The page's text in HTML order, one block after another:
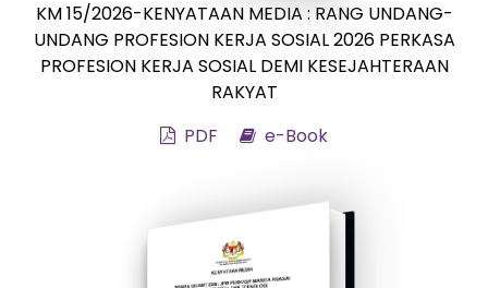
KM 15/2026-KENYATAAN MEDIA : RANG UNDANG-
UNDANG PROFESION KERJA SOSIAL 2026 PERKASA
PROFESION KERJA SOSIAL DEMI KESEJAHTERAAN
RAKYAT
PDF
e-Book